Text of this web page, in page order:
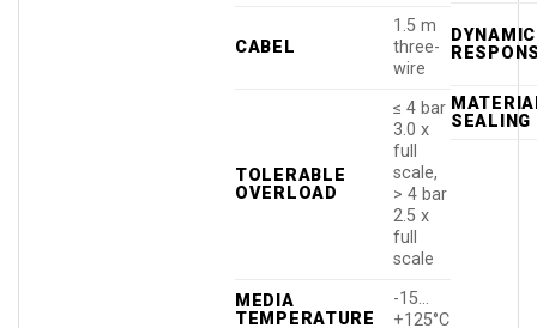
CABEL
1.5 m
three-
wire
TOLERABLE
OVERLOAD
≤ 4 bar
3.0 x
full
scale,
> 4 bar
2.5 x
full
scale
MEDIA
TEMPERATURE
-15…
+125°C
DYNAMIC
SEALING